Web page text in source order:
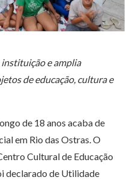
e amplia
de educação, cultura e
de 18 anos acaba de
em Rio das Ostras. O
Cultural de Educação
declarado de Utilidade